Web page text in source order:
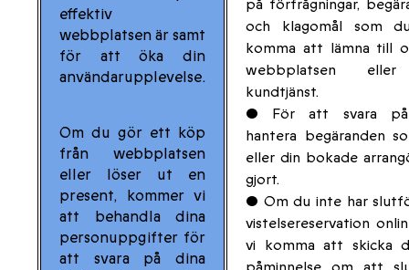
effektiv
webbplatsen är samt
för att öka din
användarupplevelse.
Om du gör ett köp
från webbplatsen
eller löser ut en
present, kommer vi
att behandla dina
personuppgifter för
att svara på dina
på förfrågningar,
och klagomål som
komma att lämna till
webbplatsen
kundtjänst.
• För att svara
hantera begäranden
eller din bokade
gjort.
• Om du inte har
vistelsereservation
vi komma att skicka